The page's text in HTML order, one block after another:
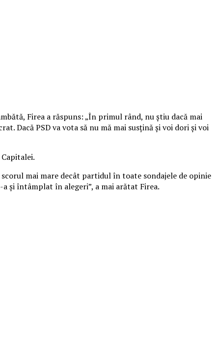
Firea a răspuns: „În primul rând, nu ştiu dacă mai
Dacă PSD va vota să nu mă mai susţină şi voi dori şi voi
mai mare decât partidul în toate sondajele de opinie
şi întâmplat în alegeri”, a mai arătat Firea.